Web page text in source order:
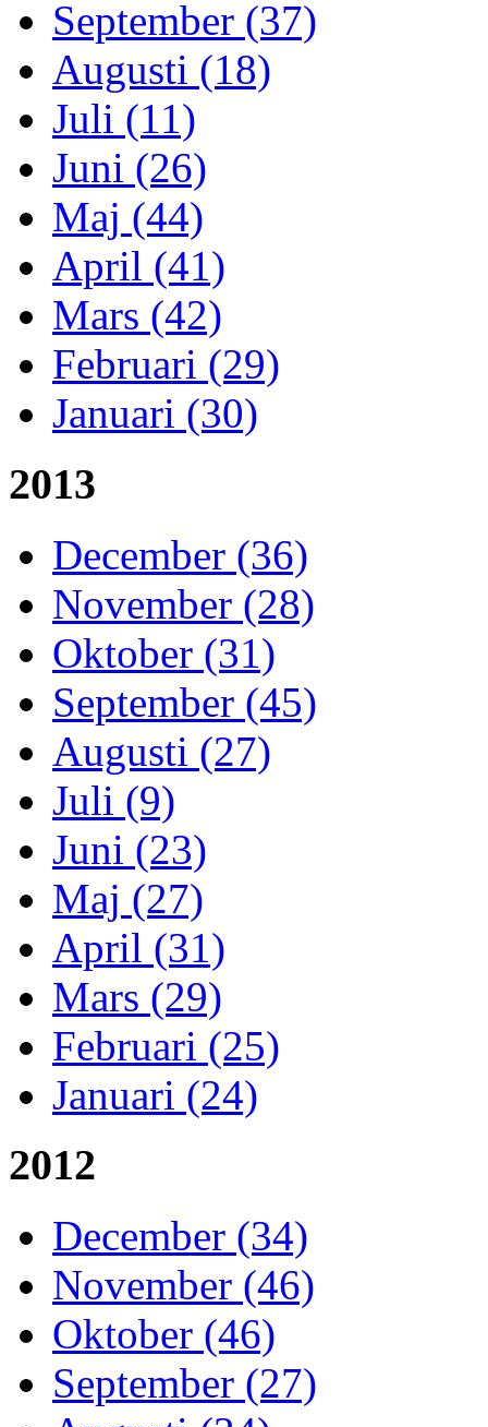
September (37)
Augusti (18)
Juli (11)
Juni (26)
Maj (44)
April (41)
Mars (42)
Februari (29)
Januari (30)
2013
December (36)
November (28)
Oktober (31)
September (45)
Augusti (27)
Juli (9)
Juni (23)
Maj (27)
April (31)
Mars (29)
Februari (25)
Januari (24)
2012
December (34)
November (46)
Oktober (46)
September (27)